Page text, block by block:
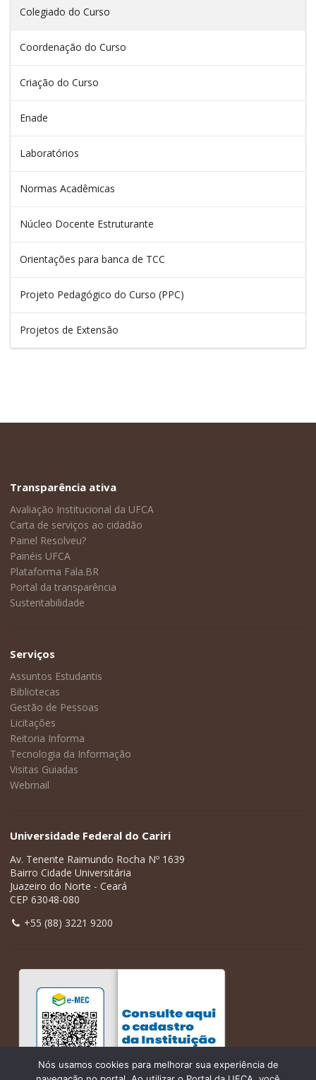
Colegiado do Curso
Coordenação do Curso
Criação do Curso
Enade
Laboratórios
Normas Acadêmicas
Núcleo Docente Estruturante
Orientações para banca de TCC
Projeto Pedagógico do Curso (PPC)
Projetos de Extensão
Transparência ativa
Avaliação Institucional da UFCA
Carta de serviços ao cidadão
Painel Resolveu?
Painéis UFCA
Plataforma Fala.BR
Portal da transparência
Sustentabilidade
Serviços
Assuntos Estudantis
Bibliotecas
Gestão de Pessoas
Licitações
Reitoria Informa
Tecnologia da Informação
Visitas Guiadas
Webmail
Universidade Federal do Cariri
Av. Tenente Raimundo Rocha Nº 1639
Bairro Cidade Universitária
Juazeiro do Norte - Ceará
CEP 63048-080
+55 (88) 3221 9200
Nós usamos cookies para melhorar sua experiência de